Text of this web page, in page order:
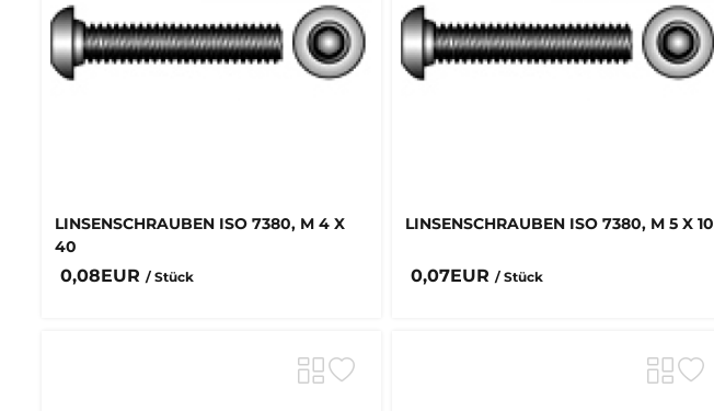
LINSENSCHRAUBEN ISO 7380, M 4 X
40
0,08EUR / Stück
LINSENSCHRAUBEN ISO 7380, M 5 X 10
0,07EUR / Stück